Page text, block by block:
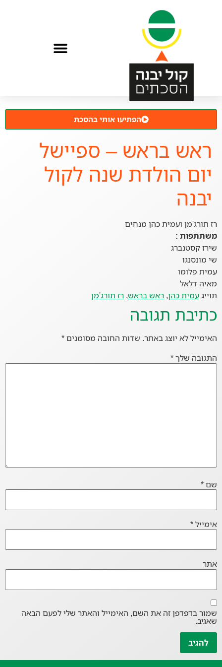
הפתיעו אותי בהסכת
ראש בראש – ספיישל
יום הולדת שנה לקול
יבנה
רז תורג'מן ועמית כהן מנחים
משתתפות :
שירז קסטנברג
שי מונסנגו
עמית פלומו
מאיה דלאל
תוייגעמית כהן, ראש בראש, רז תורג'מן
כתיבת תגובה
האימייל לא יוצג באתר. שדות החובה מסומנים*
התגובה שלך*
שם*
אימייל*
אתר
שמור בדפדפן זה את השם, האימייל והאתר שלי לפעם הבאה
שאגיב.